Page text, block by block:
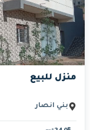
منزل للبيع
بني أنصار